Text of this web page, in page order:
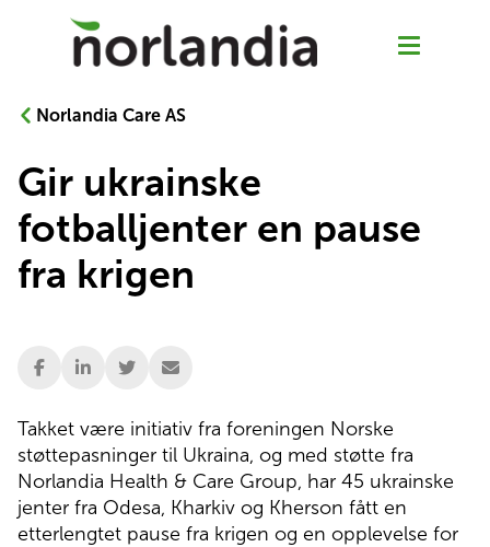
Våre tjenester
Hjemmetjenester
Sykehjem
Pasienthotell
Norlandia Care AS
Gir ukrainske
fotballjenter en pause
fra krigen
Takket være initiativ fra foreningen Norske
støttepasninger til Ukraina, og med støtte fra
Norlandia Health & Care Group, har 45 ukrainske
jenter fra Odesa, Kharkiv og Kherson fått en
etterlengtet pause fra krigen og en opplevelse for